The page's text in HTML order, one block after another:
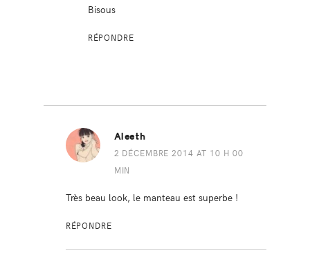
Bisous
RÉPONDRE
Aleeth
2 DÉCEMBRE 2014 AT 10 H 00
MIN
Très beau look, le manteau est superbe !
RÉPONDRE